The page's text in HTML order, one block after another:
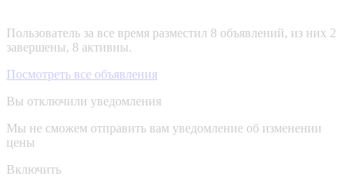
Пользователь за все время разместил 8 объявлений, из них 2
завершены, 8 активны.
Посмотреть все объявления
Вы отключили уведомления
Мы не сможем отправить вам уведомление об изменении
цены
Включить